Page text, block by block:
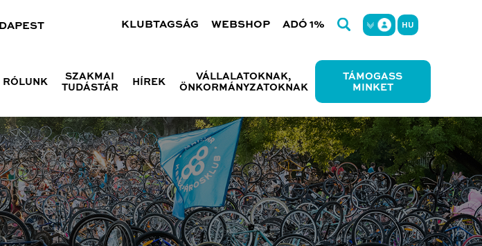
KLUBTAGSÁG WEBSHOP ADÓ 1% HU
RÓLUNK
SZAKMAI
TUDÁSTÁR
HÍREK
VÁLLALATOKNAK,
ÖNKORMÁNYZATOKNAK
TÁMOGASS
MINKET